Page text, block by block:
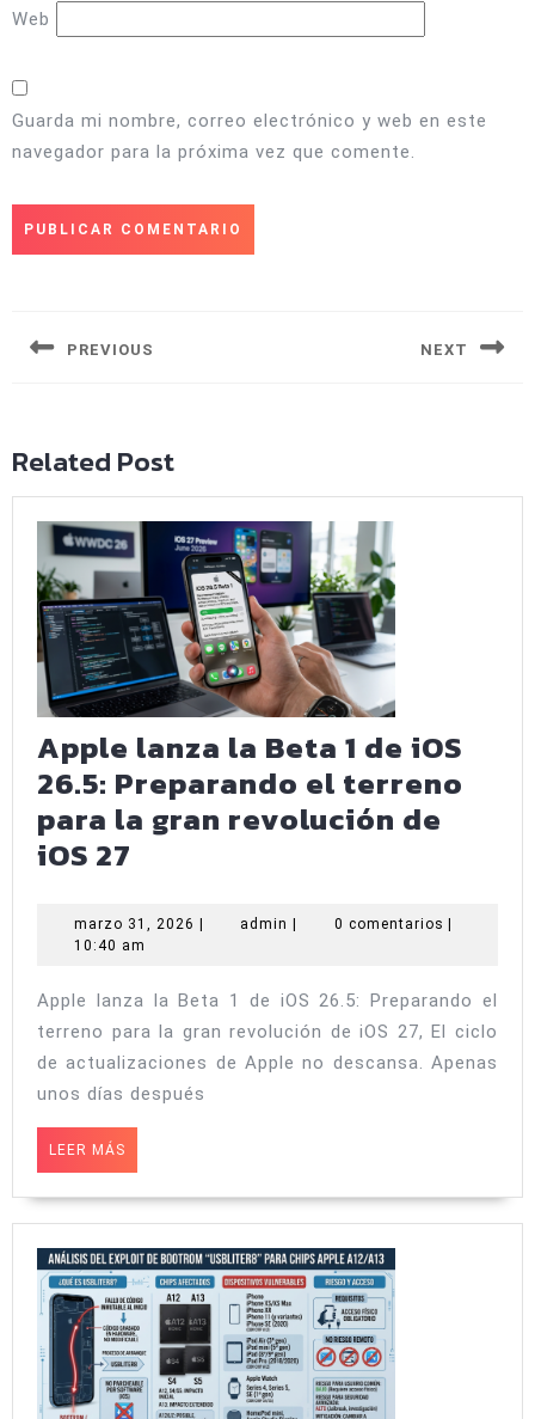
Web
Guarda mi nombre, correo electrónico y web en este
navegador para la próxima vez que comente.
entradas
PREVIOUS NEXT
Related Post
Apple lanza la Beta 1 de iOS
26.5: Preparando el terreno
para la gran revolución de
iOS 27
la
Beta
1
de
iOS
26.5:
Preparando
el
terreno
para
la
gran
revolución
de
marzo 31, 2026 marzo
| admin admin
| 0 comentarios |
10:40 am
Apple lanza la Beta 1 de iOS 26.5: Preparando el
terreno para la gran revolución de iOS 27, El ciclo
de actualizaciones de Apple no descansa. Apenas
unos días después
LEER MÁS
MÁS